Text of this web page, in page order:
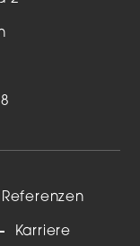
Referenzen
Karriere